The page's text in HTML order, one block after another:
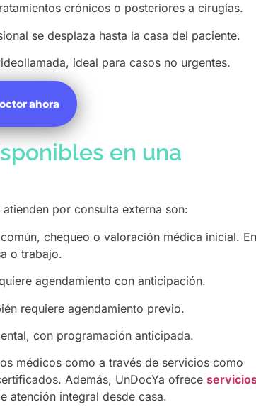
crónicos o posteriores a cirugías.
se desplaza hasta la casa del paciente.
ideal para casos no urgentes.
ahora
en una
por consulta externa son:
chequeo o valoración médica inicial. En
o trabajo.
agendamiento con anticipación.
requiere agendamiento previo.
con programación anticipada.
médicos como a través de servicios como
Además, UnDocYa ofrece
atención integral desde casa.